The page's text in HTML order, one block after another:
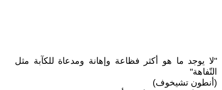
"لا يوجد ما هو أكثر فظاعة وإهانة ومدعاة للكآبة مثل
التّفاهة"
(أنطون تشيخوف)